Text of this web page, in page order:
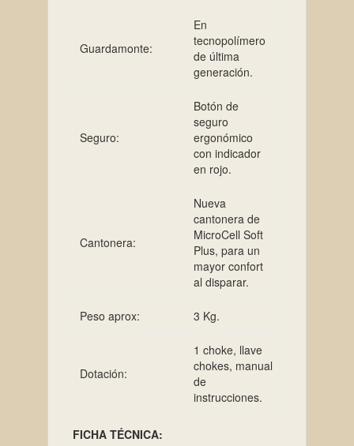
Guardamonte:
En
tecnopolímero
de última
generación.
Seguro:
Botón de
seguro
ergonómico
con indicador
en rojo.
Cantonera:
Nueva
cantonera de
MicroCell Soft
Plus, para un
mayor confort
al disparar.
Peso aprox: 3 Kg.
Dotación:
1 choke, llave
chokes, manual
de
instrucciones.
FICHA TÉCNICA: